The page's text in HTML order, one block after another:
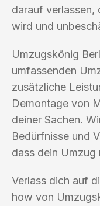
darauf verlassen,
wird und
Umzugskönig
umfassenden
zusätzliche
Demontage von
deiner Sachen.
Bedürfnisse und
dass dein Umzug
Verlass dich auf
how von